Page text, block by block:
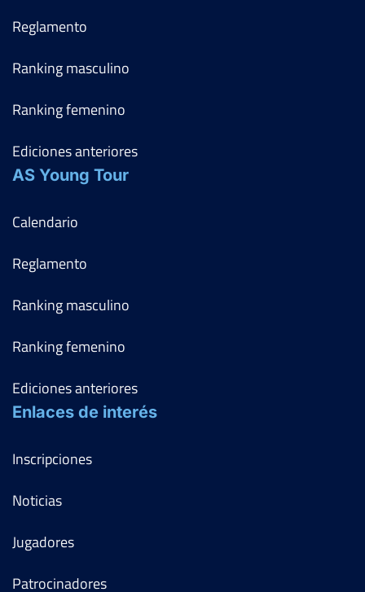
Reglamento
Ranking masculino
Ranking femenino
Ediciones anteriores
AS Young Tour
Calendario
Reglamento
Ranking masculino
Ranking femenino
Ediciones anteriores
Enlaces de interés
Inscripciones
Noticias
Jugadores
Patrocinadores